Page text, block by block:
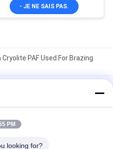
- JE NE SAIS PAS.
PAF Used For Brazing
performance fabriqués à
pur pour la production
Poudre blanche KAlF4
le potentiel dans les
PM
looking for?